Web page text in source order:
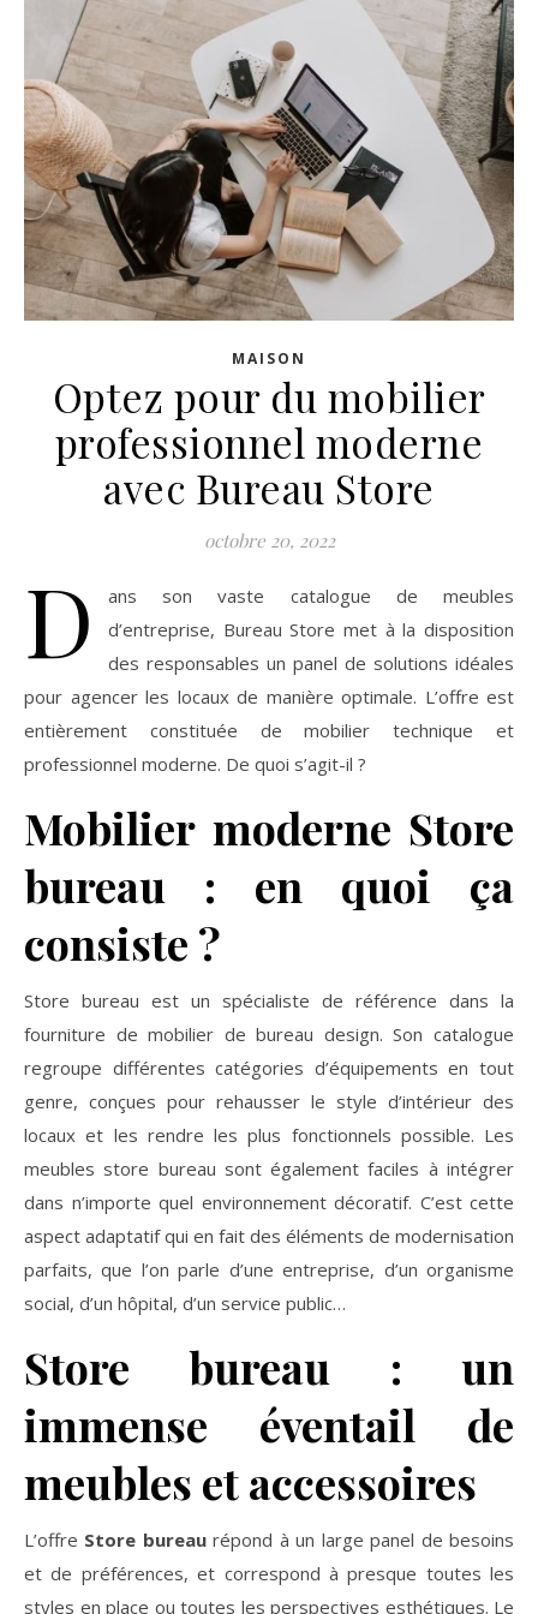
MAISON
Optez pour du mobilier
professionnel moderne
avec Bureau Store
octobre 20, 2022
D
ans son vaste catalogue de meubles
d’entreprise, Bureau Store met à la disposition
des responsables un panel de solutions idéales
pour agencer les locaux de manière optimale. L’offre est
entièrement constituée de mobilier technique et
professionnel moderne. De quoi s’agit-il ?
Mobilier moderne Store
bureau : en quoi ça
consiste ?
Store bureau est un spécialiste de référence dans la
fourniture de mobilier de bureau design. Son catalogue
regroupe différentes catégories d’équipements en tout
genre, conçues pour rehausser le style d’intérieur des
locaux et les rendre les plus fonctionnels possible. Les
meubles store bureau sont également faciles à intégrer
dans n’importe quel environnement décoratif. C’est cette
aspect adaptatif qui en fait des éléments de modernisation
parfaits, que l’on parle d’une entreprise, d’un organisme
social, d’un hôpital, d’un service public…
Store bureau : un
immense éventail de
meubles et accessoires
L’offre Store bureaurépond à un large panel de besoins
et de préférences, et correspond à presque toutes les
styles en place ou toutes les perspectives esthétiques. Le